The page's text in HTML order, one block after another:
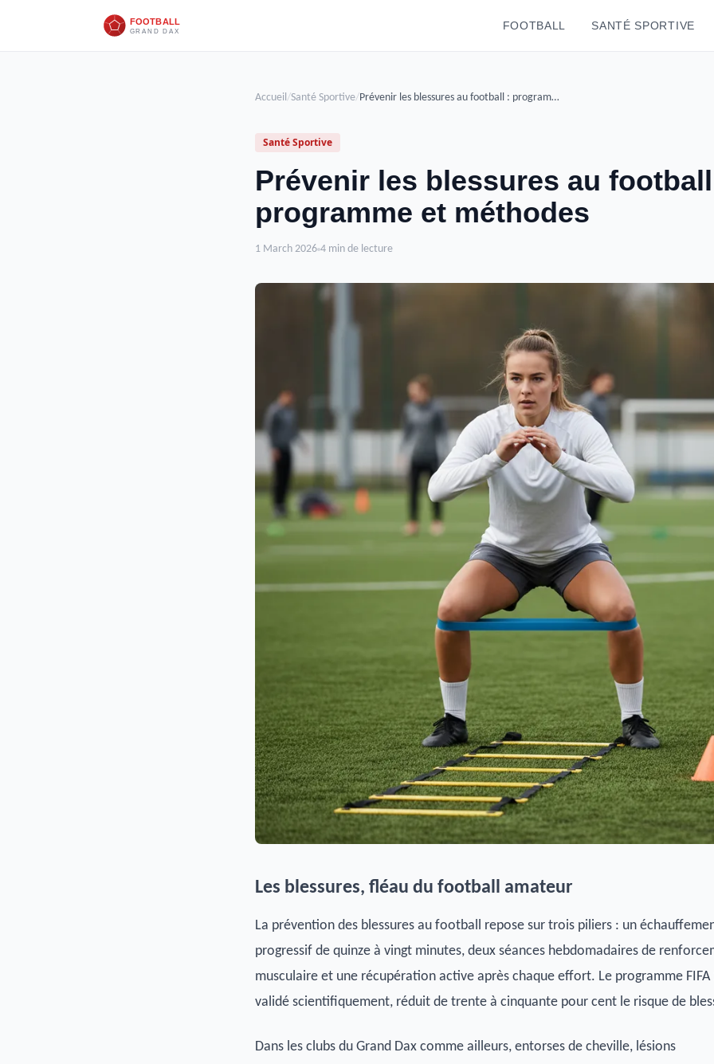
FOOTBALL SANTÉ SPORTIVE
Accueil/Santé Sportive/ Prévenir les blessures au football : programme et méthodes
Santé Sportive
Prévenir les blessures au
programme et méthodes
1 March 2026 4 min de lecture
Les blessures, fléau du football amateur
La prévention des blessures au football repose sur trois piliers : un
progressif de quinze à vingt minutes, deux séances hebdomadaires de
musculaire et une récupération active après chaque effort. Le programme FIFA
validé scientifiquement, réduit de trente à cinquante pour cent le risque de
Dans les clubs du Grand Dax comme ailleurs, entorses de cheville, lésions